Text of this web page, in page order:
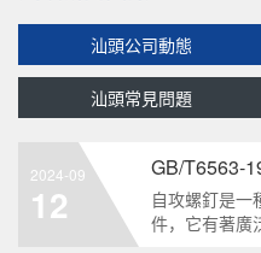
汕頭公司動態
汕頭常見問題
2024-09
12
GB/T6563-
自攻螺釘是一
件，它有著廣